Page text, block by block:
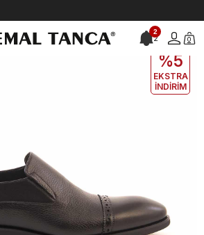
2
2 0
EKLE5
%5
EKSTRA
İNDİRİM